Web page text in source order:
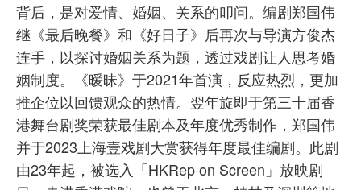
背后，是对爱情、婚姻、关系的叩问。编剧郑国伟
继《最后晚餐》和《好日子》后再次与导演方俊杰
连手，以探讨婚姻关系为题，透过戏剧让人思考婚
姻制度。《暧昧》于2021年首演，反应热烈，更加
推企位以回馈观众的热情。翌年旋即于第三十届香
港舞台剧奖荣获最佳剧本及年度优秀制作，郑国伟
并于2023上海壹戏剧大赏获得年度最佳编剧。此剧
由23年起，被选入「HKRep on Screen」放映剧